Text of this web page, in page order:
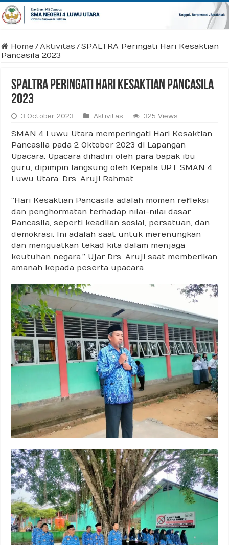
Home /Aktivitas /SPALTRA Peringati Hari Kesaktian
Pancasila 2023
SPALTRA Peringati Hari Kesaktian Pancasila
2023
3 October 2023 Aktivitas 325 Views
SMAN 4 Luwu Utara memperingati Hari Kesaktian
Pancasila pada 2 Oktober 2023 di Lapangan
Upacara. Upacara dihadiri oleh para bapak ibu
guru, dipimpin langsung oleh Kepala UPT SMAN 4
Luwu Utara, Drs. Aruji Rahmat.
“Hari Kesaktian Pancasila adalah momen refleksi
dan penghormatan terhadap nilai-nilai dasar
Pancasila, seperti keadilan sosial, persatuan, dan
demokrasi. Ini adalah saat untuk merenungkan
dan menguatkan tekad kita dalam menjaga
keutuhan negara.” Ujar Drs. Aruji saat memberikan
amanah kepada peserta upacara.